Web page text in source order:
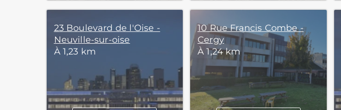
23 Boulevard de l'Oise -
Neuville-sur-oise
À 1,23 km
10 Rue Francis Combe -
Cergy
À 1,24 km